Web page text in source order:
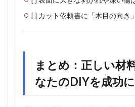
[ ] カット依頼書に「木目の向き
まとめ：正しい材
なたのDIYを成功に